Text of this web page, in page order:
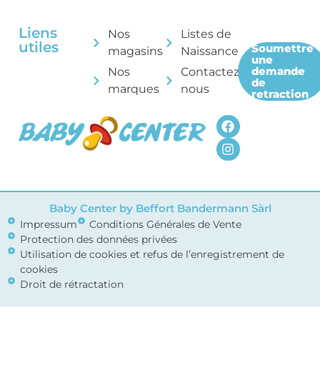
Liens
utiles
Nos
magasins
Nos
marques
Listes de
Naissance
Contactez-
nous
Soumettre
une
demande
de
retraction
Baby Center by Beffort Bandermann Sàrl
Impressum
Conditions Générales de Vente
Protection des données privées
Utilisation de cookies et refus de l’enregistrement de
cookies
Droit de rétractation